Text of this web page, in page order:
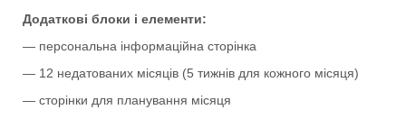
Додаткові блоки і елементи:
— персональна інформаційна сторінка
— 12 недатованих місяців (5 тижнів для кожного місяця)
— сторінки для планування місяця